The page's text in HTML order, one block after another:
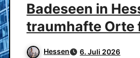
Badeseen in
traumhafte Orte
deinen Sommer!
Hessen 6. Juli 2026